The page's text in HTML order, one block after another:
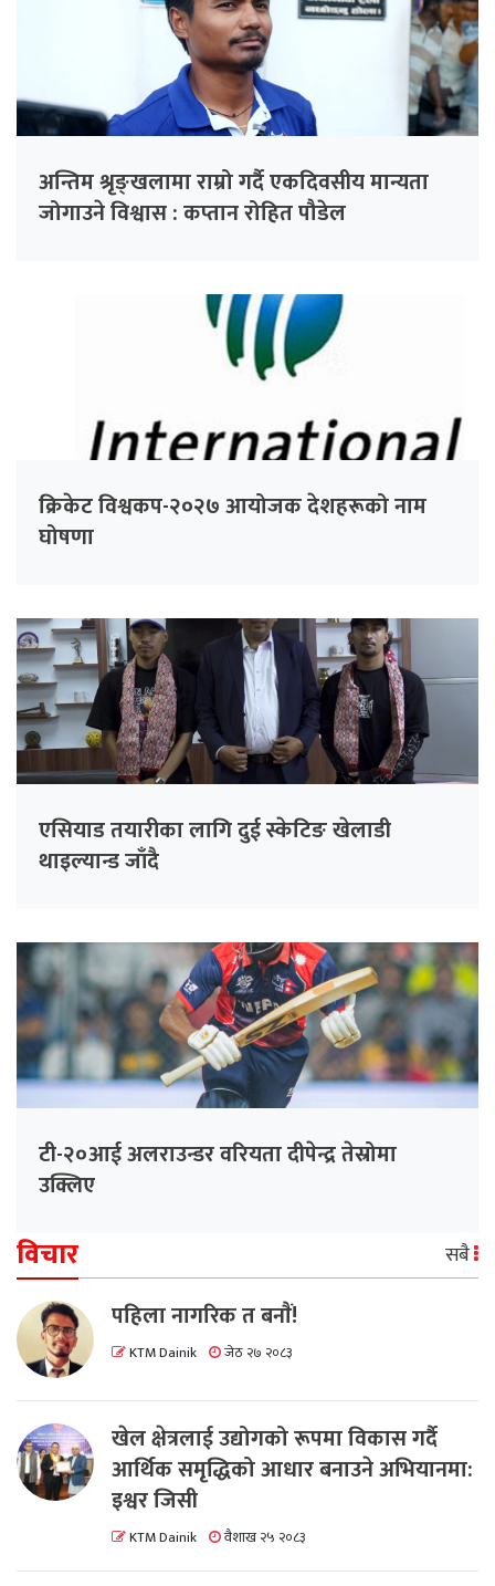
अन्तिम श्रृङ्खलामा राम्रो गर्दै एकदिवसीय मान्यता
जोगाउने विश्वास : कप्तान रोहित पौडेल
क्रिकेट विश्वकप-२०२७ आयोजक देशहरूको नाम
घोषणा
एसियाड तयारीका लागि दुई स्केटिङ खेलाडी
थाइल्यान्ड जाँदै
टी-२०आई अलराउन्डर वरियता दीपेन्द्र तेस्रोमा
उक्लिए
विचार सबै
पहिला नागरिक त बनाैं!
KTM Dainik जेठ २७ २०८३
खेल क्षेत्रलाई उद्योगको रूपमा विकास गर्दै
आर्थिक समृद्धिको आधार बनाउने अभियानमा:
इश्वर जिसी
KTM Dainik वैशाख २५ २०८३